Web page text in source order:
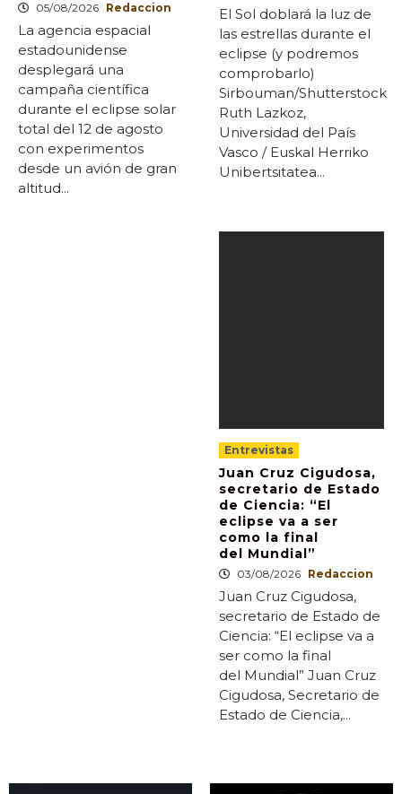
05/08/2026 Redaccion
La agencia espacial
estadounidense
desplegará una
campaña científica
durante el eclipse solar
total del 12 de agosto
con experimentos
desde un avión de gran
altitud...
El Sol doblará la luz de
las estrellas durante el
eclipse (y podremos
comprobarlo)
Sirbouman/Shutterstock
Ruth Lazkoz,
Universidad del País
Vasco / Euskal Herriko
Unibertsitatea...
Entrevistas
Juan Cruz Cigudosa,
secretario de Estado
de Ciencia: “El
eclipse va a ser
como la final
del Mundial”
03/08/2026 Redaccion
Juan Cruz Cigudosa,
secretario de Estado de
Ciencia: “El eclipse va a
ser como la final
del Mundial” Juan Cruz
Cigudosa, Secretario de
Estado de Ciencia,...